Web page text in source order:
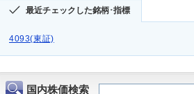
最近チェックした銘柄･指標
4093(東証)